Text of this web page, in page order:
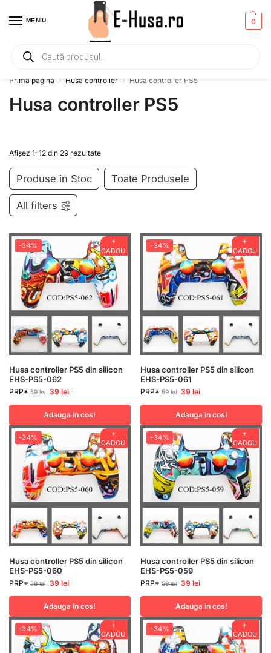
MENIU 0
Primesti un mic
Prima pagină / Husa controller / Husa controller PS5
Husa controller PS5
Afișez 1–12 din 29 rezultate
Produse in Stoc Toate Produsele
All filters
+
CADOU
-34%
Husa controller PS5 din silicon
EHS-PS5-062
PRP* 59lei 39 lei
Adauga in cos!
+
CADOU
-34%
Husa controller PS5 din silicon
EHS-PS5-061
PRP*59lei 39lei
Adauga in cos!
+
CADOU
-34%
Husa controller PS5 din silicon
EHS-PS5-060
PRP* 59lei 39 lei
Adauga in cos!
+
CADOU
-34%
Husa controller PS5 din silicon
EHS-PS5-059
PRP*59lei 39lei
Adauga in cos!
+
CADOU
-34%
+
CADOU
-34%